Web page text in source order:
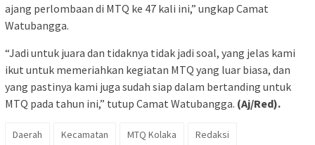
ajang perlombaan di MTQ ke 47 kali ini,” ungkap Camat
Watubangga.
“Jadi untuk juara dan tidaknya tidak jadi soal, yang jelas kami
ikut untuk memeriahkan kegiatan MTQ yang luar biasa, dan
yang pastinya kami juga sudah siap dalam bertanding untuk
MTQ pada tahun ini,” tutup Camat Watubangga. (Aj/Red).
Daerah Kecamatan MTQ Kolaka Redaksi